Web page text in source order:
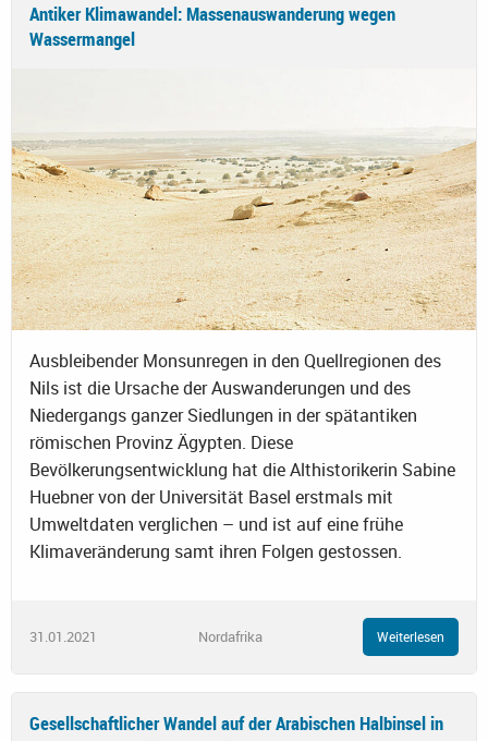
Antiker Klimawandel: Massenauswanderung wegen
Wassermangel
Ausbleibender Monsunregen in den Quellregionen des
Nils ist die Ursache der Auswanderungen und des
Niedergangs ganzer Siedlungen in der spätantiken
römischen Provinz Ägypten. Diese
Bevölkerungsentwicklung hat die Althistorikerin Sabine
Huebner von der Universität Basel erstmals mit
Umweltdaten verglichen – und ist auf eine frühe
Klimaveränderung samt ihren Folgen gestossen.
31.01.2021 Nordafrika Weiterlesen
Gesellschaftlicher Wandel auf der Arabischen Halbinsel in